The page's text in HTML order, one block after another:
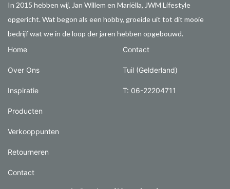
In 2015 hebben wij, Jan Willem en Mariëlla, JWM Lifestyle
opgericht. Wat begon als een hobby, groeide uit tot dit mooie
bedrijf wat we in de loop der jaren hebben opgebouwd.
Home
Over Ons
Inspiratie
Producten
Verkooppunten
Retourneren
Contact
Contact
Tuil (Gelderland)
T: 06-22204711